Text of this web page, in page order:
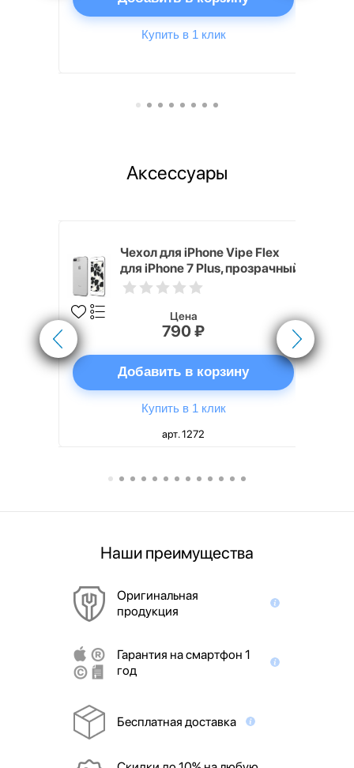
Купить в 1 клик
Аксессуары
Чехол для iPhone Vipe Flex
для iPhone 7 Plus, прозрачный
Цена
790 ₽
Добавить в корзину
Купить в 1 клик
арт. 1272
Наши преимущества
Оригинальная
продукция
Гарантия на смартфон 1
год
Бесплатная доставка